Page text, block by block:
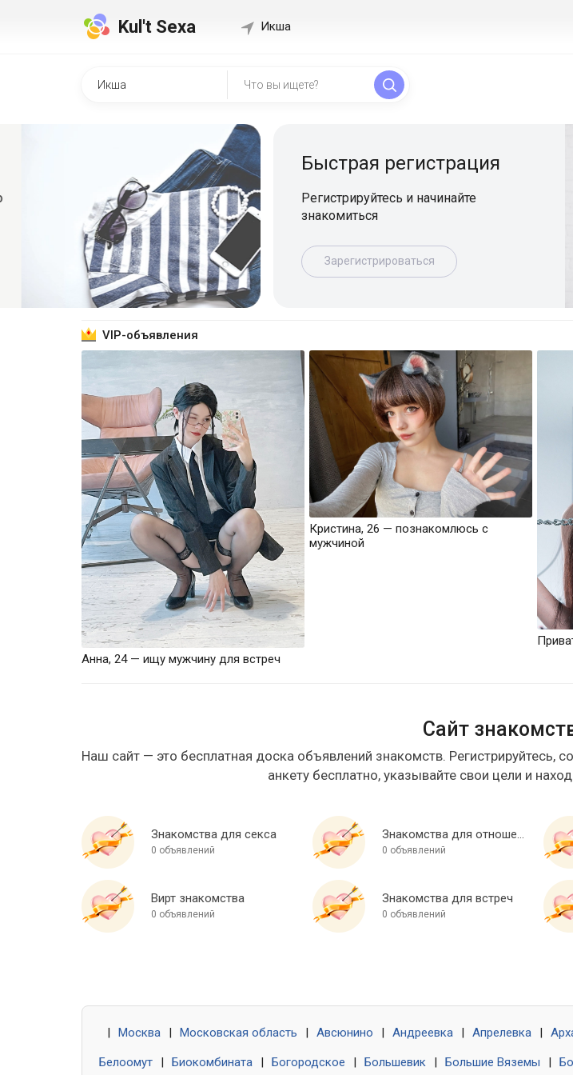
Kul't Sexa Икша
Быстрая регистрация
Регистрируйтесь и начинайте
знакомиться
Зарегистрироваться
VIP-объявления
Анна, 24 — ищу мужчину для встреч
Кристина, 26 — познакомлюсь с
мужчиной
Сайт
Наш сайт — это бесплатная доска объявлений знакомств. Регистрируйтесь,
анкету бесплатно, указывайте свои цели и
Знакомства для секса
0 объявлений
Знакомства для отношений
0 объявлений
Вирт знакомства
0 объявлений
Знакомства для встреч
0 объявлений
Москва Московская область Авсюнино Андреевка Апрелевка
Белоомут Биокомбината Богородское Большевик Большие Вяземы